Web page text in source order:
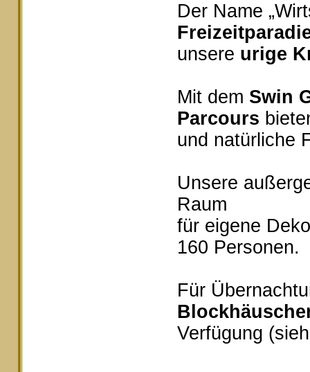
Der Name
unsere urige
Mit dem Swin
Parcours
und natürliche
Unsere
Raum
für eigene
160 Personen.
Für
Verfügung